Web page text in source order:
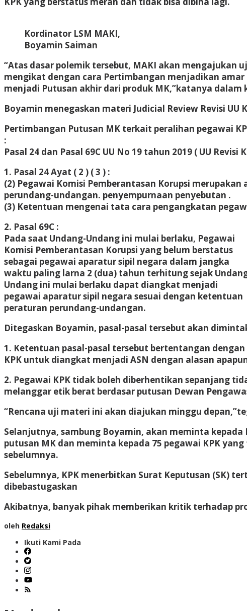
Kordinator LSM MAKI,
Boyamin Saiman
“Atas dasar polemik tersebut, MAKI akan mengajukan
mengikat dengan cara Pertimbangan menjadikan
menjadi Putusan akhir dari produk MK,”katanya
Boyamin menegaskan materi Judicial Review Revisi UU
Pertimbangan Putusan MK terkait peralihan pegawai
:
Pasal 24 dan Pasal 69C UU No 19 tahun 2019 ( UU Revisi
1. Pasal 24 Ayat ( 2 ) ( 3 ) :
(2) Pegawai Komisi Pemberantasan Korupsi
perundang-undangan. penyempurnaan penyebutan .
(3) Ketentuan mengenai tata cara pengangkatan
2. Pasal 69C :
Pada saat Undang-Undang ini mulai berlaku, Pegawai
Komisi Pemberantasan Korupsi yang belum berstatus
sebagai pegawai aparatur sipil negara dalam jangka
waktu paling larna 2 (dua) tahun terhitung sejak
Undang ini mulai berlaku dapat diangkat menjadi
pegawai aparatur sipil negara sesuai dengan ketentuan
peraturan perundang-undangan.
Ditegaskan Boyamin, pasal-pasal tersebut akan
1. Ketentuan pasal-pasal tersebut bertentangan
KPK untuk diangkat menjadi ASN dengan alasan
2. Pegawai KPK tidak boleh diberhentikan sepanjang
melanggar etik berat berdasar putusan Dewan
“Rencana uji materi ini akan diajukan minggu
Selanjutnya, sambung Boyamin, akan meminta kepada
putusan MK dan meminta kepada 75 pegawai KPK
sebelumnya.
Sebelumnya, KPK menerbitkan Surat Keputusan (SK)
dibebastugaskan
Akibatnya, banyak pihak memberikan kritik terhadap
oleh Redaksi
Ikuti Kami Pada